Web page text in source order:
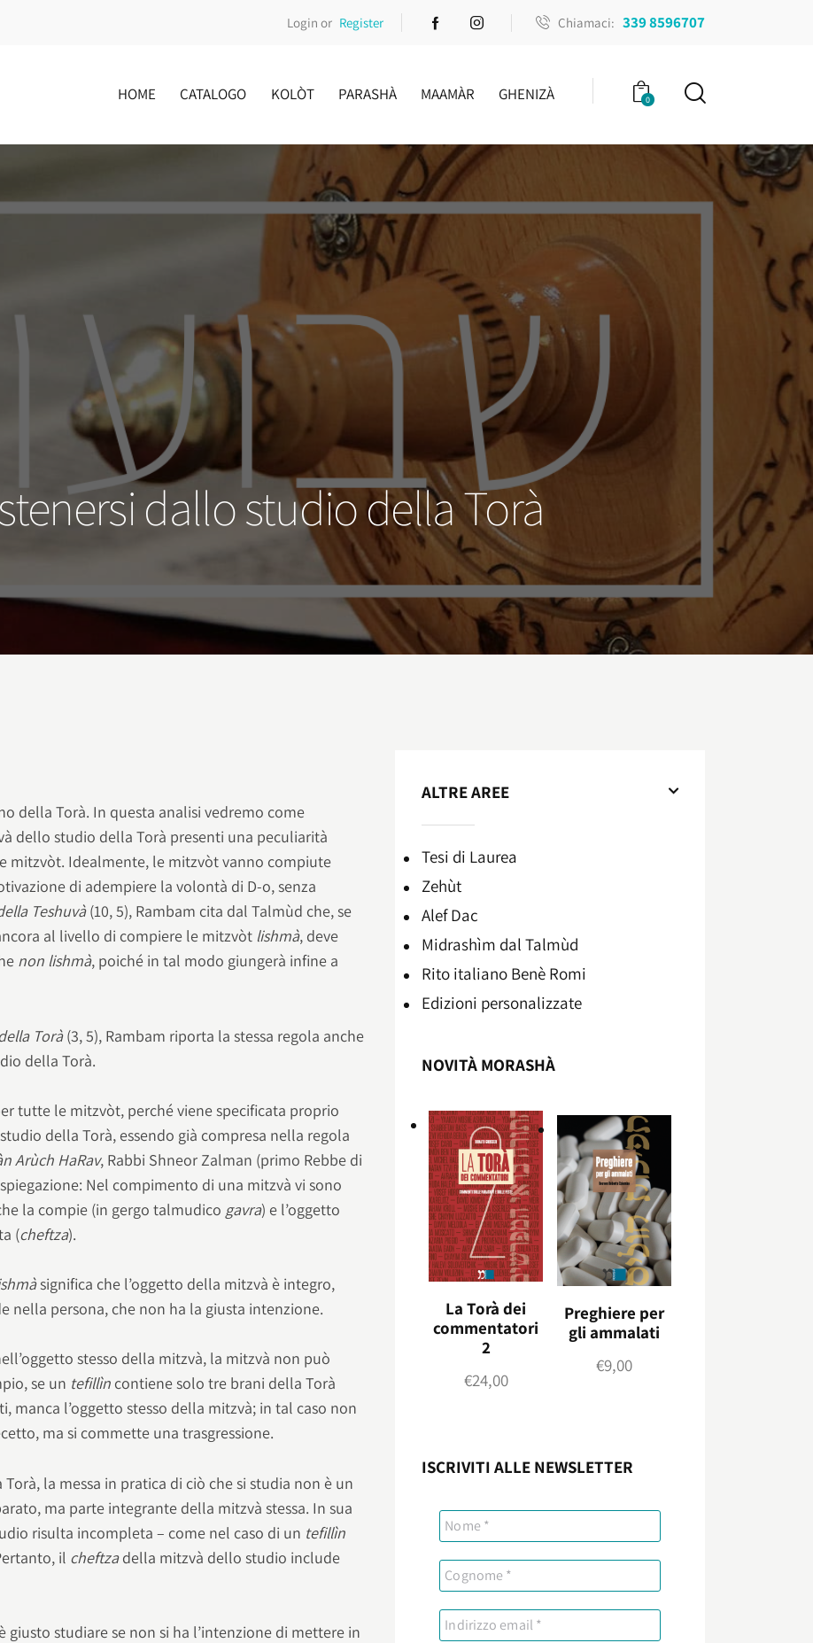
Login or Register Chiamaci: 339 8596707
HOME CATALOGO KOLÒT PARASHÀ MAAMÀR GHENIZÀ 0
dallo studio della Torà
della Torà. In questa analisi vedremo come
dello studio della Torà presenti una peculiarità
mitzvòt. Idealmente, le mitzvòt vanno compiute
di adempiere la volontà di D-o, senza
Teshuvà(10, 5), Rambam cita dal Talmùd che, se
al livello di compiere le mitzvòt lishmà, deve
non lishmà, poiché in tal modo giungerà infine a
Torà(3, 5), Rambam riporta la stessa regola anche
della Torà.
tutte le mitzvòt, perché viene specificata proprio
della Torà, essendo già compresa nella regola
Arùch HaRav, Rabbi Shneor Zalman (primo Rebbe di
Nel compimento di una mitzvà vi sono
la compie (in gergo talmudico gavra) e l’oggetto
(cheftza).
significa che l’oggetto della mitzvà è integro,
nella persona, che non ha la giusta intenzione.
stesso della mitzvà, la mitzvà non può
se un tefillìn contiene solo tre brani della Torà
manca l’oggetto stesso della mitzvà; in tal caso non
ma si commette una trasgressione.
la messa in pratica di ciò che si studia non è un
ma parte integrante della mitzvà stessa. In sua
risulta incompleta – come nel caso di un tefillìn
il cheftzadella mitzvà dello studio include
giusto studiare se non si ha l’intenzione di mettere in
ALTRE AREE
Tesi di Laurea
Zehùt
Alef Dac
Midrashìm dal Talmùd
Rito italiano Benè Romi​
Edizioni personalizzate
NOVITÀ MORASHÀ
La Torà dei
commentatori
2
€24,00
Preghiere per
gli ammalati
€9,00
ISCRIVITI ALLE NEWSLETTER